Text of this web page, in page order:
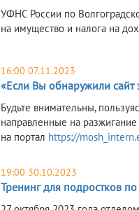
УФНС России по
на имущество и налога на
16:00 07.11.2023
«Если Вы обнаружили сайт
Будьте внимательны,
направленные на
на портал https://
19:00 30.10.2023
Тренинг для подростков